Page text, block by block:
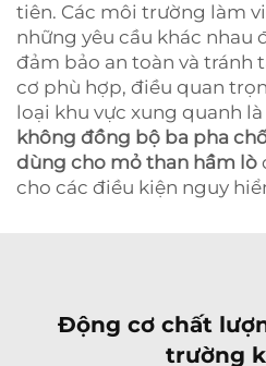
tiên. Các môi trường làm
những yêu cầu khác nhau
đảm bảo an toàn và tránh
cơ phù hợp, điều quan
loại khu vực xung quanh là
không đồng bộ ba pha
dùng cho mỏ than hầm lò
cho các điều kiện nguy
Động cơ chất
trường